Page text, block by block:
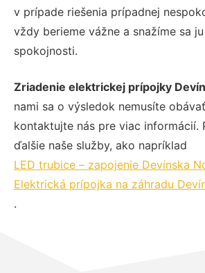
v prípade riešenia prípadnej
vždy berieme vážne a snažíme sa
spokojnosti.
Zriadenie elektrickej prípojky
nami sa o výsledok nemusíte
kontaktujte nás pre viac informácií.
ďalšie naše služby, ako napríklad
LED trubice – zapojenie Devínska
Elektrická prípojka na záhradu
.